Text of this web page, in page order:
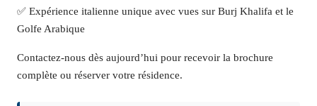
✅ Expérience italienne unique avec vues sur Burj Khalifa et le
Golfe Arabique
Contactez-nous dès aujourd’hui pour recevoir la brochure
complète ou réserver votre résidence.